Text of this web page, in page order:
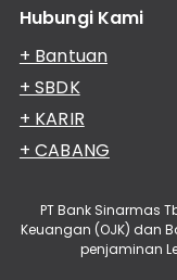
Hubungi Kami
+ Bantuan
+ SBDK
+ KARIR
+ CABANG
PT Bank Sinarmas
Keuangan (OJK) dan
penjaminan